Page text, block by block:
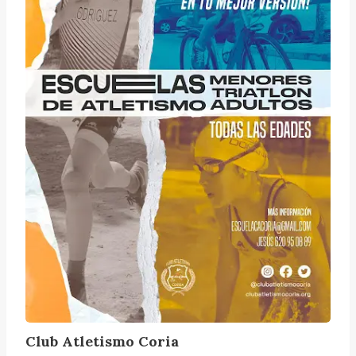
i
o
C
o
r
a
Club Atletismo Coria